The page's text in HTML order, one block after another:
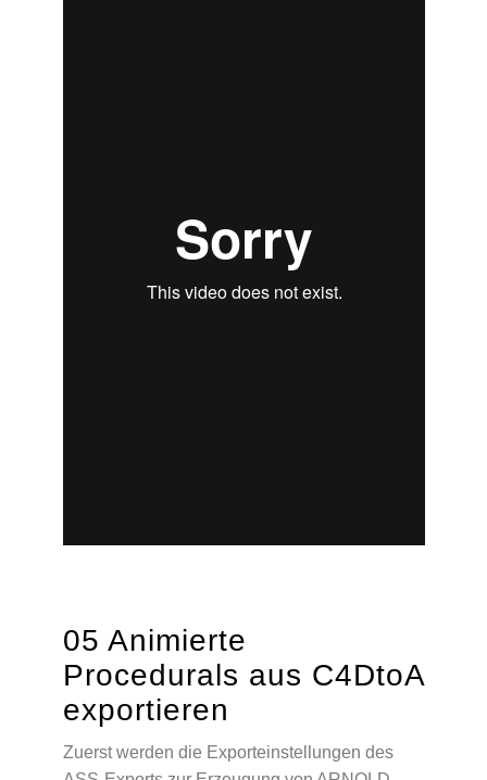
05 Animierte
Procedurals aus C4DtoA
exportieren
Zuerst werden die Exporteinstellungen des